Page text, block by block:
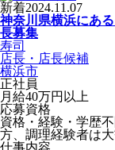
新着2024.11.07
神奈川県横浜にあ
長募集
寿司
店長・店長候補
横浜市
正社員
月給40万円以上
応募資格
資格・経験・学歴
方、調理経験者は
仕事内容